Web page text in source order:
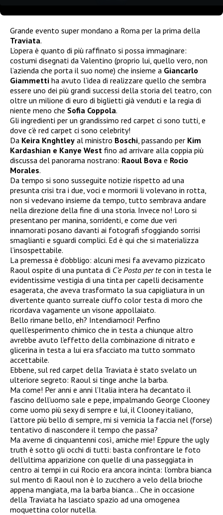
Grande evento super mondano a Roma per la prima della
Traviata.
L’opera è quanto di più raffinato si possa immaginare:
costumi disegnati da Valentino (proprio lui, quello vero, non
l’azienda che porta il suo nome) che insieme a Giancarlo
Giammetti ha avuto l’idea di realizzare quello che sembra
essere uno dei più grandi successi della storia del teatro, con
oltre un milione di euro di biglietti già venduti e la regia di
niente meno che Sofia Coppola.
Gli ingredienti per un grandissimo red carpet ci sono tutti, e
dove c’è red carpet ci sono celebrity!
Da Keira Knghtley al ministro Boschi , passando per Kim
Kardashian e Kanye West fino ad arrivare alla coppia più
discussa del panorama nostrano: Raoul Bova e Rocio
Morales.
Da tempo si sono susseguite notizie rispetto ad una
presunta crisi tra i due, voci e mormorii li volevano in rotta,
non si vedevano insieme da tempo, tutto sembrava andare
nella direzione della fine di una storia. Invece no! Loro si
presentano per manina, sorridenti, e come due veri
innamorati posano davanti ai fotografi sfoggiando sorrisi
smaglianti e sguardi complici. Ed è qui che si materializza
l’insospettabile.
La premessa è d’obbligo: alcuni mesi fa avevamo pizzicato
Raoul ospite di una puntata di C’e Posta per tecon in testa le
evidentissime vestigia di una tinta per capelli decisamente
esagerata, che aveva trasformato la sua capigliatura in un
divertente quanto surreale ciuffo color testa di moro che
ricordava vagamente un visone appollaiato.
Bello rimane bello, eh? Intendiamoci! Perfino
quell’esperimento chimico che in testa a chiunque altro
avrebbe avuto l’effetto della combinazione di nitrato e
glicerina in testa a lui era sfacciato ma tutto sommato
accettabile.
Ebbene, sul red carpet della Traviata è stato svelato un
ulteriore segreto: Raoul si tinge anche la barba.
Ma come! Per anni e anni l’Italia intera ha decantato il
fascino dell’uomo sale e pepe, impalmando George Clooney
come uomo più sexy di sempre e lui, il Clooney italiano,
l’attore più bello di sempre, mi si vernicia la faccia nel (forse)
tentativo di nascondere il tempo che passa?
Ma averne di cinquantenni così, amiche mie! Eppure the ugly
truth è sotto gli occhi di tutti: basta confrontare le foto
dell’ultima apparizione con quelle di una passeggiata in
centro ai tempi in cui Rocio era ancora incinta: l’ombra bianca
sul mento di Raoul non è lo zucchero a velo della brioche
appena mangiata, ma la barba bianca… Che in occasione
della Traviata ha lasciato spazio ad una omogenea
moquettina color nutella.